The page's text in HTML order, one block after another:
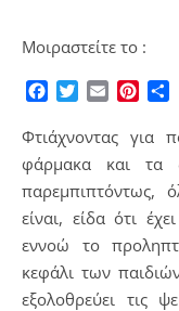
Μοιραστείτε το :
Facebook
TwitterEmail
Φτιάχνοντας για πολλοστή φορά το ντουλάπι με τα
φάρμακα και τα
παρεμπιπτόντως,
είναι, είδα ότι
εννοώ το
κεφάλι των
εξολοθρεύει τις